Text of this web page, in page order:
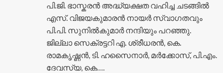
പി.ജി. ഭാസ്കരൻ അദ്ധ്യക്ഷത വഹിച്ച ചടങ്ങിൽ
എസ്. വിജയകുമാരൻ നായർ സ്വാഗതവും
പി.പി. സുനിൽകുമാർ നന്ദിയും പറഞ്ഞു.
ജില്ലാ സെക്രട്ടറി എ. ശ്രീധരൻ, കെ.
രാമകൃഷ്ണൻ, ടി. ഹസൈനാർ, മർക്കോസ്, പി.എം.
ദേവസ്യ, കെ….